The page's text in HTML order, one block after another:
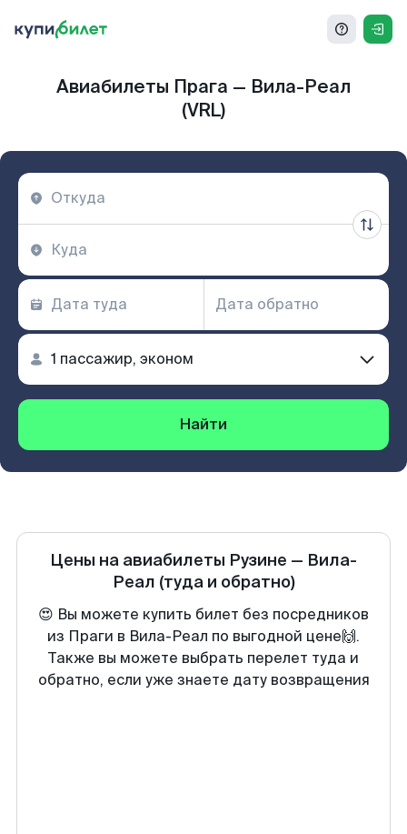
Авиабилеты Прага — Вила-Реал
(VRL)
Найти
Цены на авиабилеты Рузине — Вила-
Реал (туда и обратно)
😍 Вы можете купить билет без посредников
из Праги в Вила-Реал по выгодной цене🙌.
Также вы можете выбрать перелет туда и
обратно, если уже знаете дату возвращения